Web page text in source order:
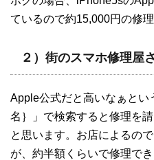
ているので約15,000円の修
２）街のスマホ修理屋
Apple公式だと高いなぁと
名｝」で検索すると修理を
と思います。お店によるの
が、約半額くらいで修理で